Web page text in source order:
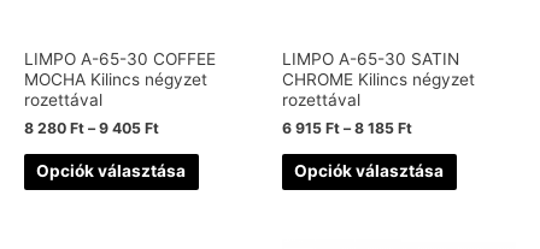
LIMPO A-65-30 COFFEE
MOCHA Kilincs négyzet
rozettával
8 280 Ft –9 405 Ft
Opciók választása
LIMPO A-65-30 SATIN
CHROME Kilincs négyzet
rozettával
6 915 Ft –8 185 Ft
Opciók választása